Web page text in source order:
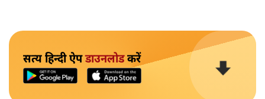
सत्य हिन्दी ऐपडाउनलोडकरें